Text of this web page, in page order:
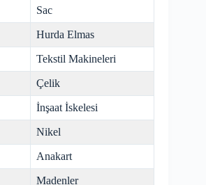
Sac
Hurda Elmas
Tekstil Makineleri
Çelik
İnşaat İskelesi
Nikel
Anakart
Madenler